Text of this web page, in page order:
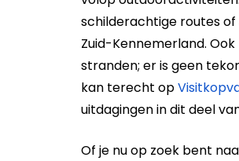
schilderachtige routes
Zuid-Kennemerland.
stranden; er is geen
kan terecht op
uitdagingen in dit deel
Of je nu op zoek bent